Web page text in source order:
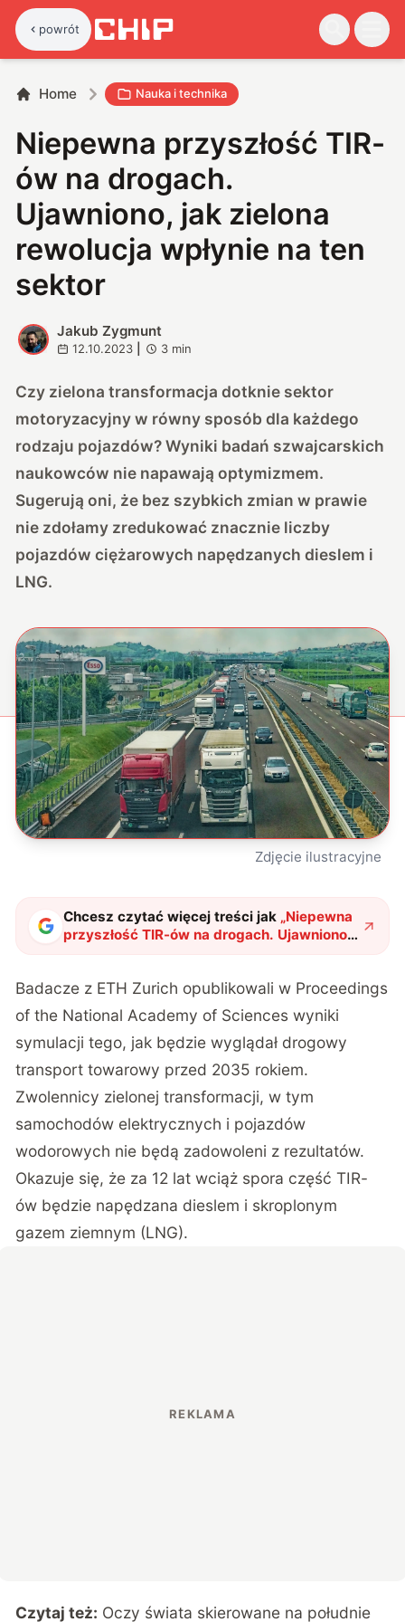
powrót
Home Nauka i technika
Niepewna przyszłość TIR-
ów na drogach.
Ujawniono, jak zielona
rewolucja wpłynie na ten
sektor
J
Jakub Zygmunt
12.10.2023 3 min
Czy zielona transformacja dotknie sektor
motoryzacyjny w równy sposób dla każdego
rodzaju pojazdów? Wyniki badań szwajcarskich
naukowców nie napawają optymizmem.
Sugerują oni, że bez szybkich zmian w prawie
nie zdołamy zredukować znacznie liczby
pojazdów ciężarowych napędzanych dieslem i
LNG.
Zdjęcie ilustracyjne
Chcesz czytać więcej treści jak „Niepewna
przyszłość TIR-ów na drogach. Ujawniono,
jak zielona rewolucja wpłynie na ten
Badacze z ETH Zurich opublikowali w Proceedings
of the National Academy of Sciences wyniki
symulacji tego, jak będzie wyglądał drogowy
transport towarowy przed 2035 rokiem.
Zwolennicy zielonej transformacji, w tym
samochodów elektrycznych i pojazdów
wodorowych nie będą zadowoleni z rezultatów.
Okazuje się, że za 12 lat wciąż spora część TIR-
ów będzie napędzana dieslem i skroplonym
gazem ziemnym (LNG).
Czytaj też: Oczy świata skierowane na południe